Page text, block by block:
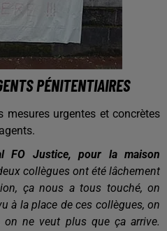
PÉNITENTIAIRES
mesures urgentes et concrètes
FO Justice, pour la maison
collègues ont été lâchement
ça nous a tous touché, on
à la place de ces collègues, on
ne veut plus que ça arrive.